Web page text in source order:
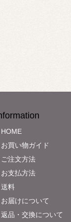
HOME
買い物ガイド
ご注文方法
お支払方法
料
届けについて
品・交換について